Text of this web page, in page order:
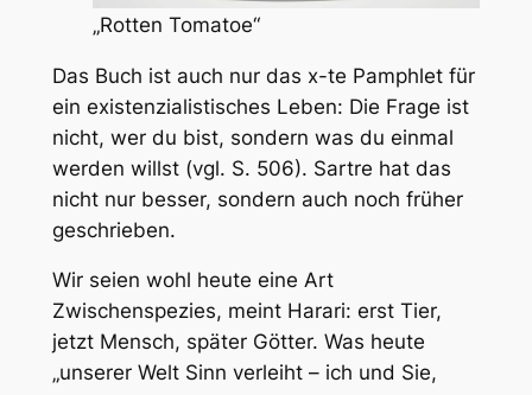
„Rotten Tomatoe“
Das Buch ist auch nur das x-te Pamphlet für
ein existenzialistisches Leben: Die Frage ist
nicht, wer du bist, sondern was du einmal
werden willst(vgl. S. 506). Sartre hat das
nicht nur besser, sondern auch noch früher
geschrieben.
Wir seien wohl heute eine Art
Zwischenspezies, meint Harari: erst Tier,
jetzt Mensch, später Götter. Was heute
„unserer Welt Sinn verleiht – ich und Sie,